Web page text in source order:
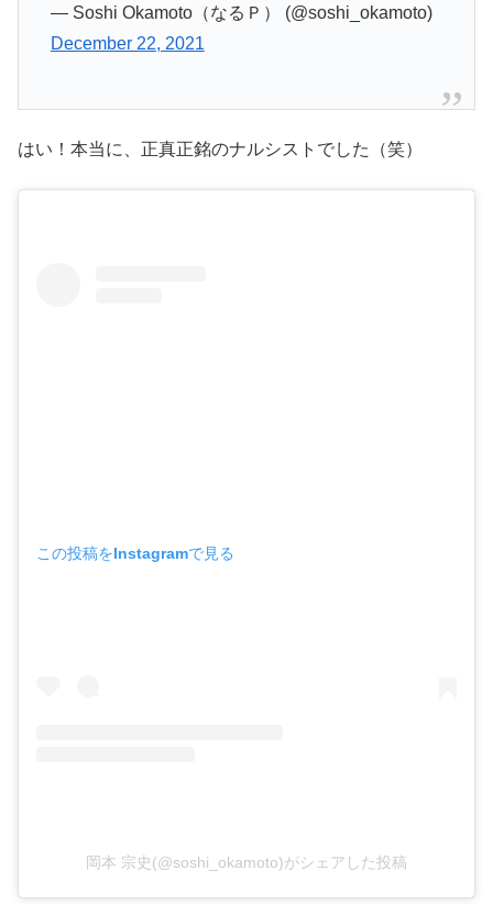
— Soshi Okamoto（なるＰ） (@soshi_okamoto)
December 22, 2021
はい！本当に、正真正銘のナルシストでした（笑）
この投稿をInstagramで見る
岡本 宗史(@soshi_okamoto)がシェアした投稿